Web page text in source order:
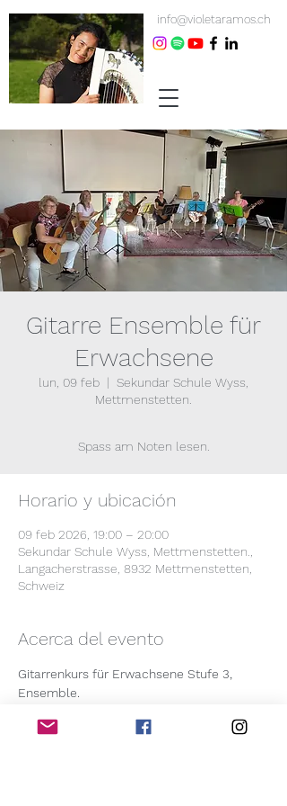
info@violetaramos.ch
Gitarre Ensemble für
Erwachsene
lun, 09 feb
  |
Sekundar Schule Wyss,
Mettmenstetten.
Spass am Noten lesen.
Horario y ubicación
09 feb 2026, 19:00 – 20:00
Sekundar Schule Wyss, Mettmenstetten.,
Langacherstrasse, 8932 Mettmenstetten,
Schweiz
Acerca del evento
Gitarrenkurs für Erwachsene Stufe 3,
Ensemble.
Gitarren wird von uns mit verschiedenen